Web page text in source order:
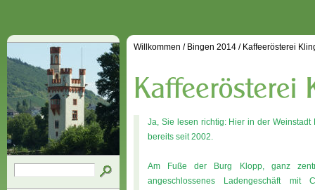
Willkommen / Bingen 2014 / Kaffeerösterei
Ja, Sie lesen richtig: Hier in der Weinstadt
bereits seit 2002.
Am Fuße der Burg Klopp, ganz
angeschlossenes Ladengeschäft